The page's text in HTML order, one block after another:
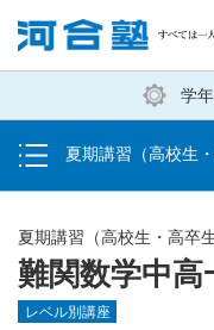
塾生の方
学
夏期講習（高校生・
受講料・お申し込み方
受講開始までの流れ
校舎・教室一覧
難関数学中高
夏期講習（高校生・高卒生
レベル別講座